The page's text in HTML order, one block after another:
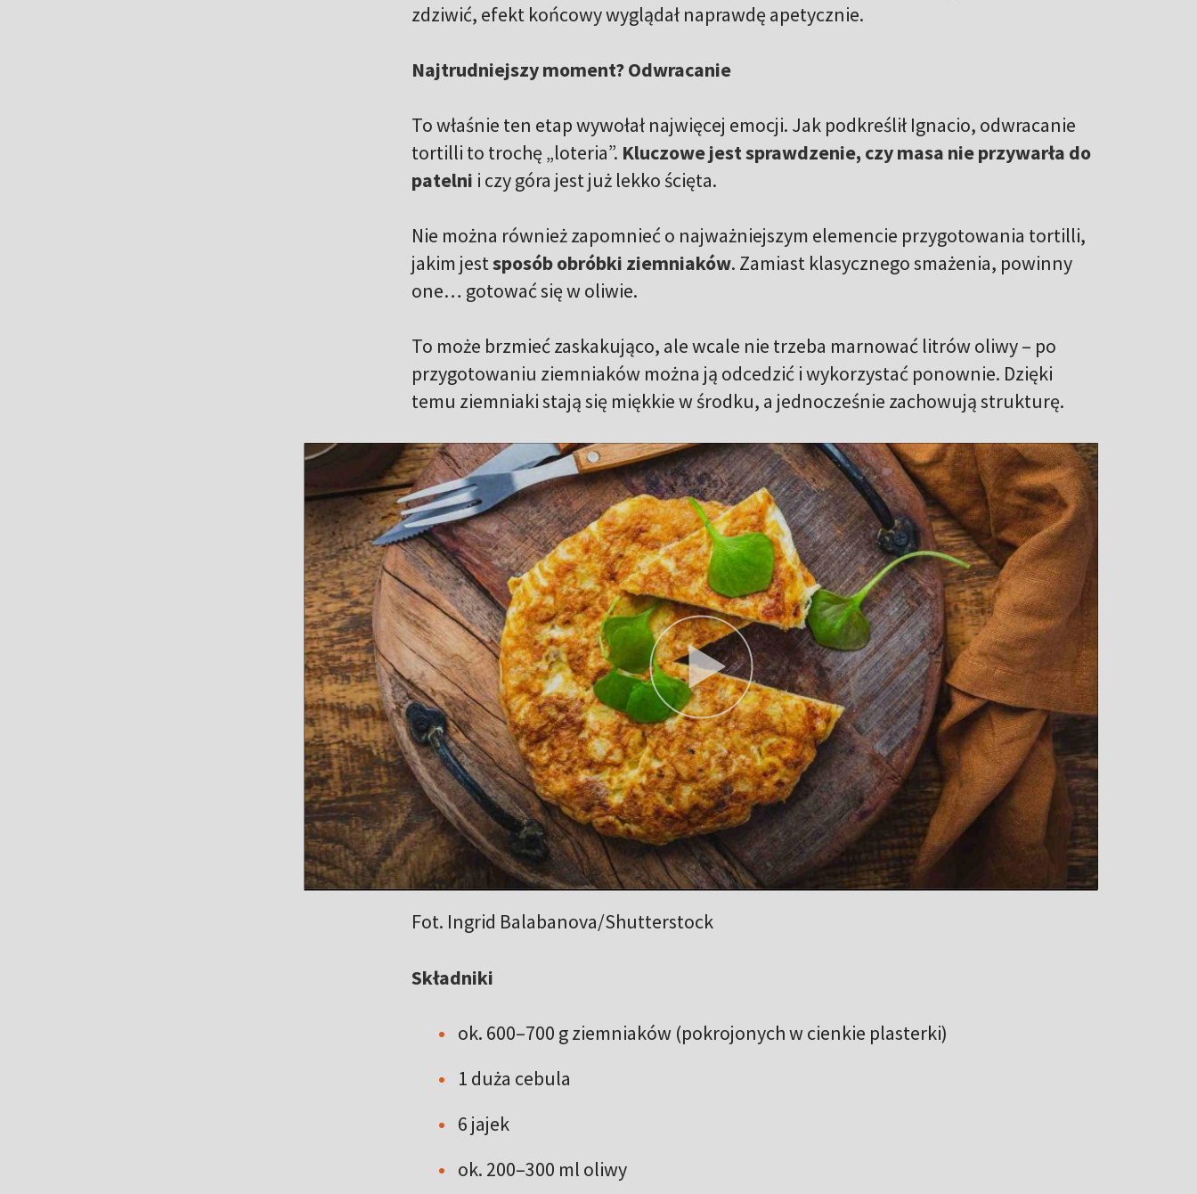
zdziwić, efekt końcowy wyglądał naprawdę apetycznie.
Najtrudniejszy moment? Odwracanie
To właśnie ten etap wywołał najwięcej emocji. Jak podkreślił Ignacio, odwracanie
tortilli to trochę „loteria”. Kluczowe jest sprawdzenie, czy masa nie przywarła do
patelni i czy góra jest już lekko ścięta.
Nie można również zapomnieć o najważniejszym elemencie przygotowania tortilli,
jakim jestsposób obróbki ziemniaków. Zamiast klasycznego smażenia, powinny
one… gotować się w oliwie.
To może brzmieć zaskakująco, ale wcale nie trzeba marnować litrów oliwy – po
przygotowaniu ziemniaków można ją odcedzić i wykorzystać ponownie. Dzięki
temu ziemniaki stają się miękkie w środku, a jednocześnie zachowują strukturę.
Fot. Ingrid Balabanova/Shutterstock
Składniki
ok. 600–700 g ziemniaków (pokrojonych w cienkie plasterki)
1 duża cebula
6 jajek
ok. 200–300 ml oliwy